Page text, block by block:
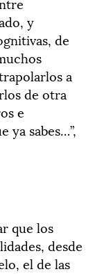
y
de
a
de otra
e
ya sabes…”,
que los
desde
el de las